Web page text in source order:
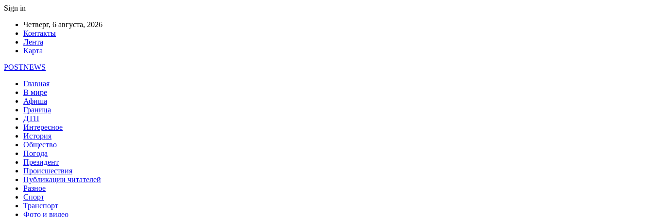
Sign in
Четверг, 6 августа, 2026
Контакты
Лента
Карта
POSTNEWS
Главная
В мире
Афиша
Граница
ДТП
Интересное
История
Общество
Погода
Президент
Происшествия
Публикации читателей
Разное
Спорт
Транспорт
Фото и видео